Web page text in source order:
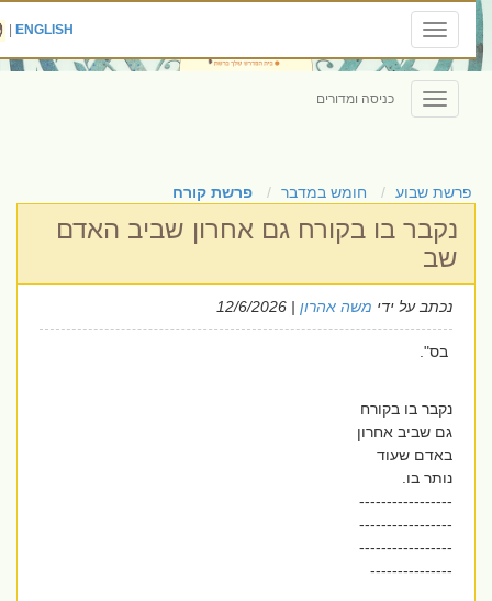
Toggle
navigation
ENGLISH
|
Toggle
navigation
כניסה ומדורים
פרשת שבוע חומש במדבר פרשת קורח
נקבר בו בקורח גם אחרון שביב האדם
שב
נכתב על ידימשה אהרון| 12/6/2026
בס".
נקבר בו בקורח
גם שביב אחרון
באדם שעוד
נותר בו.
-----------------
-----------------
-----------------
---------------